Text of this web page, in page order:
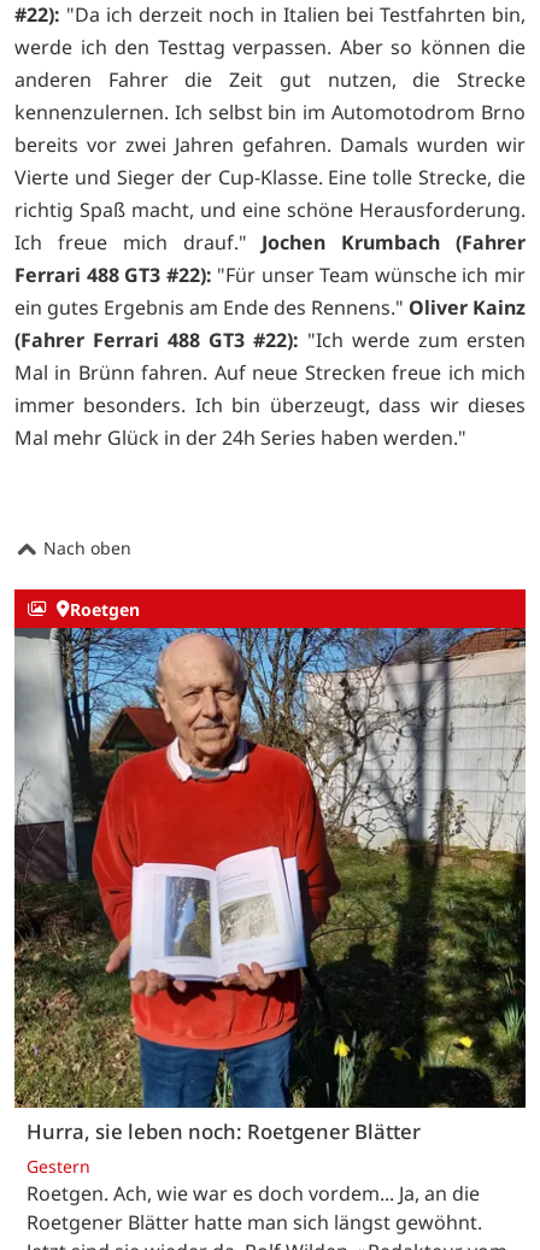
#22): "Da ich derzeit noch in Italien bei Testfahrten bin,
werde ich den Testtag verpassen. Aber so können die
anderen Fahrer die Zeit gut nutzen, die Strecke
kennenzulernen. Ich selbst bin im Automotodrom Brno
bereits vor zwei Jahren gefahren. Damals wurden wir
Vierte und Sieger der Cup-Klasse. Eine tolle Strecke, die
richtig Spaß macht, und eine schöne Herausforderung.
Ich freue mich drauf." Jochen Krumbach (Fahrer
Ferrari 488 GT3 #22): "Für unser Team wünsche ich mir
ein gutes Ergebnis am Ende des Rennens." Oliver Kainz
(Fahrer Ferrari 488 GT3 #22): "Ich werde zum ersten
Mal in Brünn fahren. Auf neue Strecken freue ich mich
immer besonders. Ich bin überzeugt, dass wir dieses
Mal mehr Glück in der 24h Series haben werden."
Nach oben
Roetgen
Hurra, sie leben noch: Roetgener Blätter
Gestern
Roetgen. Ach, wie war es doch vordem... Ja, an die
Roetgener Blätter hatte man sich längst gewöhnt.